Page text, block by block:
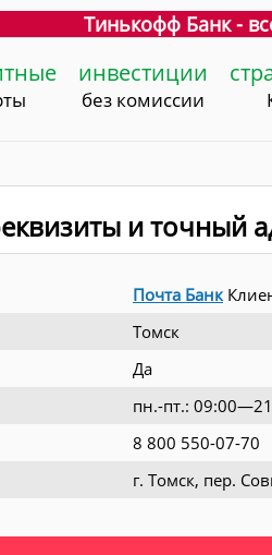
Тинькофф Банк -
инвестиции
без комиссии
и точный
Почта Банк
Томск
Да
пн.-пт.:
8 800 550-07-70
г. Томск, пер.